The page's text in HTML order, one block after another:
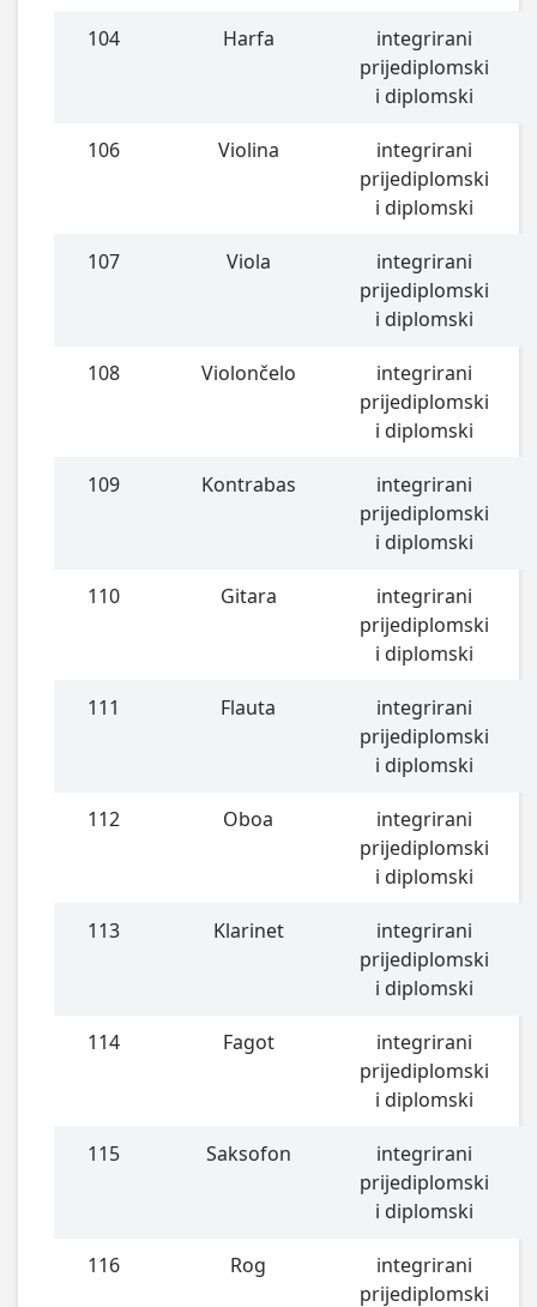
104 Harfa
integrirani
prijediplomski
i diplomski
106 Violina
integrirani
prijediplomski
i diplomski
107 Viola
integrirani
prijediplomski
i diplomski
108 Violončelo
integrirani
prijediplomski
i diplomski
109 Kontrabas
integrirani
prijediplomski
i diplomski
110 Gitara
integrirani
prijediplomski
i diplomski
111 Flauta
integrirani
prijediplomski
i diplomski
112 Oboa
integrirani
prijediplomski
i diplomski
113 Klarinet
integrirani
prijediplomski
i diplomski
114 Fagot
integrirani
prijediplomski
i diplomski
115 Saksofon
integrirani
prijediplomski
i diplomski
116 Rog
integrirani
prijediplomski